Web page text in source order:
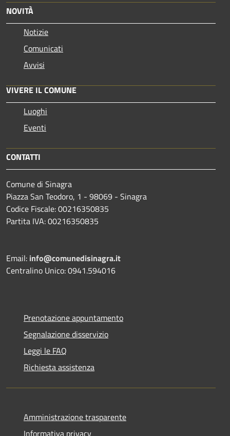
NOVITÀ
Notizie
Comunicati
Avvisi
VIVERE IL COMUNE
Luoghi
Eventi
CONTATTI
Comune di Sinagra
Piazza San Teodoro, 1 - 98069 - Sinagra
Codice Fiscale: 00216350835
Partita IVA: 00216350835
Email: info@comunedisinagra.it
Centralino Unico: 0941.594016
Prenotazione appuntamento
Segnalazione disservizio
Leggi le FAQ
Richiesta assistenza
Amministrazione trasparente